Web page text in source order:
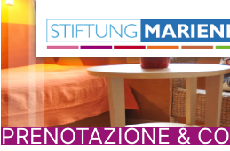
al
PRENOTAZIONE &